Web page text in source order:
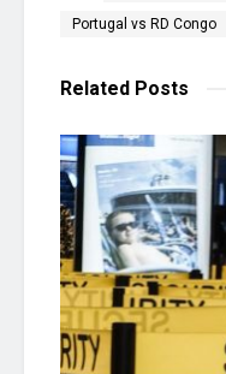
Portugal vs RD Congo
Related Posts